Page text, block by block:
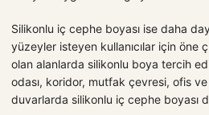
Silikonlu iç cephe boyası ise daha
yüzeyler isteyen kullanıcılar için öne
olan alanlarda silikonlu boya tercih
odası, koridor, mutfak çevresi, ofis
duvarlarda silikonlu iç cephe boyası